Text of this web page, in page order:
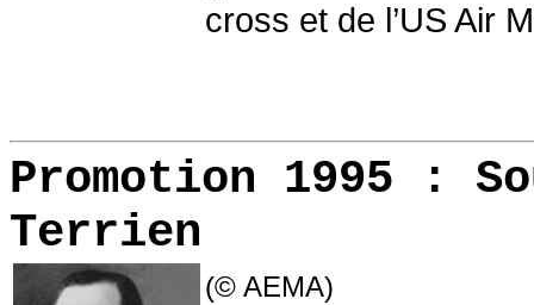
cross et de l’US Air
Promotion 1995 :
Terrien
(© AEMA)